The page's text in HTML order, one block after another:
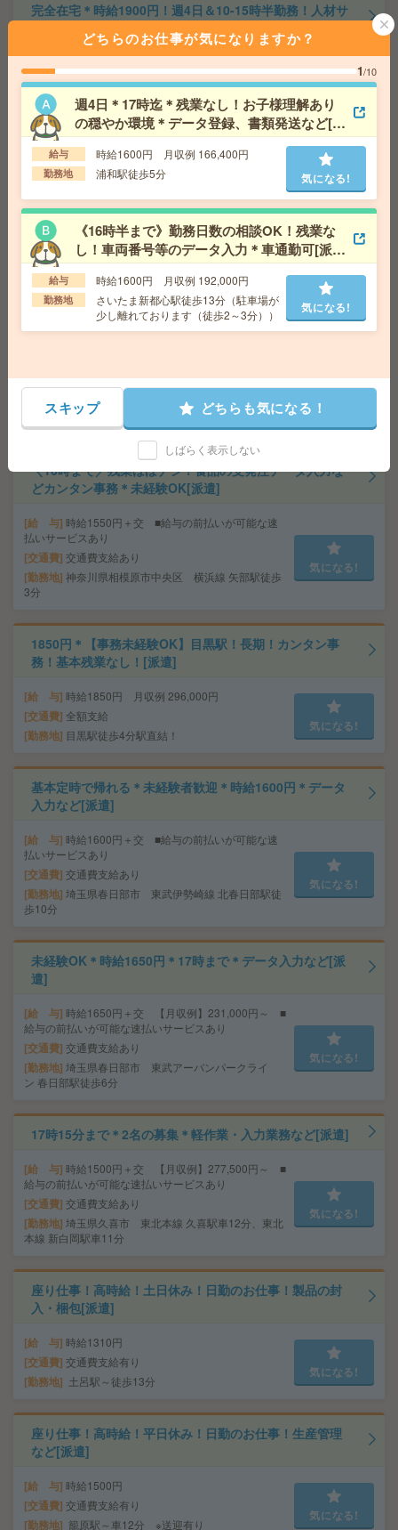
完全在宅＊時給1900円！週4日＆10-15時半勤務！人材サ
ービス企業で営業事務[派遣]
可能な速払いサービスあり
交通費 交通費支給あり
勤務地
東京都千代田区 東京メトロ有楽町線 麹町駅
徒歩1分、東京メトロ半蔵門線 半蔵門駅徒歩5分
気になる!
【週2日＊10～17時】時給1700円＊残業なし＊カンタン
事務！[派遣]
給 与 時給1700円 月収例 81,600円
交通費 全額支給
勤務地 西新宿駅徒歩2分、新宿西口駅徒歩5分
気になる!
1750円【用賀駅直結！時短もOK！】大手グループ会社で
給 与 時給1750円 月収例 280,000円+残業代
全額支給
勤務地 用賀駅徒歩1分
気になる!
＼16時まで／残業ほぼナシ！食品の受発注データ入力な
どカンタン事務＊未経験OK[派遣]
給 与 時給1550円＋交 ■給与の前払いが可能な速
払いサービスあり
交通費 交通費支給あり
勤務地 神奈川県相模原市中央区 横浜線 矢部駅徒歩
3分
気になる!
1850円＊【事務未経験OK】目黒駅！長期！カンタン事
務！基本残業なし！[派遣]
給 与 時給1850円 月収例 296,000円
交通費 全額支給
勤務地 目黒駅徒歩4分駅直結！
気になる!
基本定時で帰れる＊未経験者歓迎＊時給1600円＊データ
入力など[派遣]
給 与 時給1600円＋交 ■給与の前払いが可能な速
払いサービスあり
交通費 交通費支給あり
勤務地 埼玉県春日部市 東武伊勢崎線 北春日部駅徒
歩10分
気になる!
未経験OK＊時給1650円＊17時まで＊データ入力など[派
遣]
給 与 時給1650円＋交 【月収例】231,000円～ ■
給与の前払いが可能な速払いサービスあり
交通費 交通費支給あり
勤務地 埼玉県春日部市 東武アーバンパークライ
ン 春日部駅徒歩6分
気になる!
17時15分まで＊2名の募集＊軽作業・入力業務など[派遣]
給 与 時給1500円＋交 【月収例】277,500円～ ■
給与の前払いが可能な速払いサービスあり
交通費 交通費支給あり
勤務地 埼玉県久喜市 東北本線 久喜駅車12分、東北
本線 新白岡駅車11分
気になる!
座り仕事！高時給！土日休み！日勤のお仕事！製品の封
入・梱包[派遣]
給 与 時給1310円
交通費 交通費支給有り
勤務地 土呂駅～徒歩13分
気になる!
座り仕事！高時給！平日休み！日勤のお仕事！生産管理
など[派遣]
給 与 時給1500円
交通費 交通費支給有り
勤務地 籠原駅～車12分 ※送迎有り
気になる!
どちらのお仕事が気になりますか？
1/10
週4日＊17時迄＊残業なし！お子様理解あり
の穏やか環境＊データ登録、書類発送など[派
遣]
給与 時給1600円 月収例 166,400円
勤務地 浦和駅徒歩5分 気になる!
《16時半まで》勤務日数の相談OK！残業な
し！車両番号等のデータ入力＊車通勤可[派
遣]
給与 時給1600円 月収例 192,000円
勤務地
さいたま新都心駅徒歩13分（駐車場が
少し離れております（徒歩2～3分））
気になる!
スキップ どちらも気になる！
しばらく表示しない